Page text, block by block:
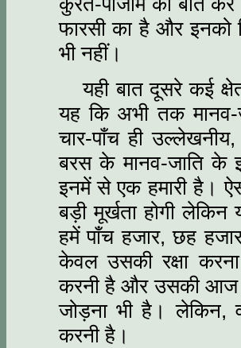
फारसी का है और इनको
भी नहीं।
यही बात दूसरे कई
यह कि अभी तक मानव-
चार-पाँच ही
बरस के मानव-जाति के
इनमें से एक हमारी है।
बड़ी मूर्खता होगी लेकिन
हमें पाँच हजार, छह
केवल उसकी रक्षा
करनी है और उसकी आज
जोड़ना भी है। लेकिन,
करनी है।